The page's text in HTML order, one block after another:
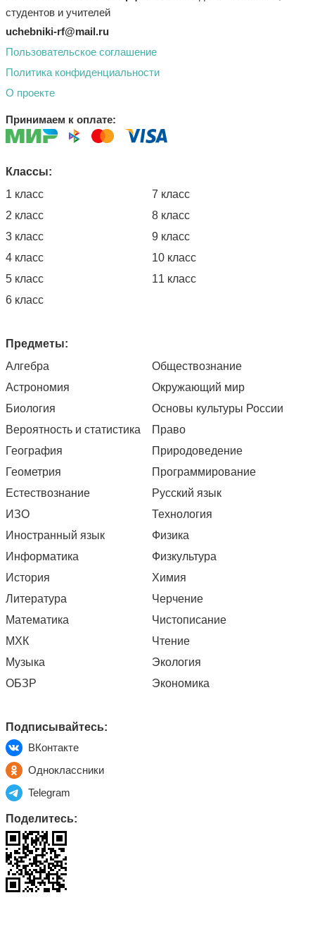
студентов и учителей
uchebniki-rf@mail.ru
Пользовательское соглашение
Политика конфиденциальности
О проекте
Принимаем к оплате:
Классы:
1 класс
2 класс
3 класс
4 класс
5 класс
6 класс
7 класс
8 класс
9 класс
10 класс
11 класс
Предметы:
Алгебра
Астрономия
Биология
Вероятность и статистика
География
Геометрия
Естествознание
ИЗО
Иностранный язык
Информатика
История
Литература
Математика
МХК
Музыка
ОБЗР
Обществознание
Окружающий мир
Основы культуры России
Право
Природоведение
Программирование
Русский язык
Технология
Физика
Физкультура
Химия
Черчение
Чистописание
Чтение
Экология
Экономика
Подписывайтесь:
ВКонтакте
Одноклассники
Telegram
Поделитесь: